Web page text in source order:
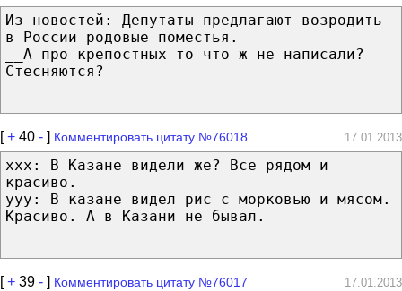
Из новостей: Депутаты предлагают возродить
в России родовые поместья.
__А про крепостных то что ж не написали?
Стесняются?
[+ 40 - ] Комментировать цитату №76018 17.01.2013
xxx: В Казане видели же? Все рядом и
красиво.
yyy: В казане видел рис с морковью и мясом.
Красиво. А в Казани не бывал.
[+ 39 - ] Комментировать цитату №76017 17.01.2013